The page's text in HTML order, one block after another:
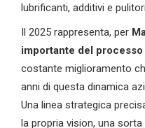
lubrificanti, additivi e
Il 2025 rappresenta, per
importante del
costante miglioramento
anni di questa dinamica
Una linea strategica
la propria vision, una